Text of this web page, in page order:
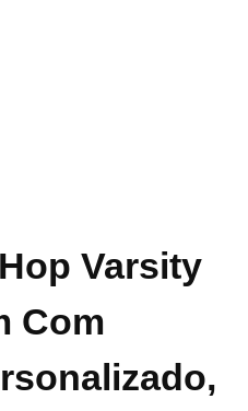
Varsity
Com